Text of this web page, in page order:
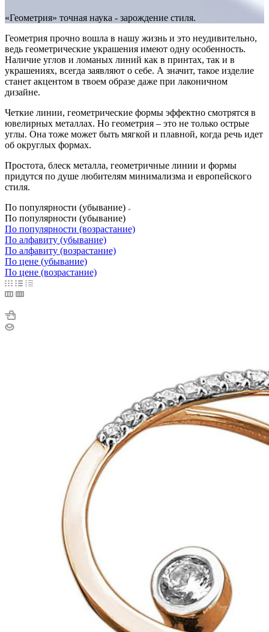
«Геометрия» точная наука - зарождение стиля.
Геометрия прочно вошла в нашу жизнь и это неудивительно,
ведь геометрические украшения имеют одну особенность.
Наличие углов и ломаных линий как в принтах, так и в
украшениях, всегда заявляют о себе. А значит, такое изделие
станет акцентом в твоем образе даже при лаконичном
дизайне.
Четкие линии, геометрические формы эффектно смотрятся в
ювелирных металлах. Но геометрия – это не только острые
углы. Она тоже может быть мягкой и плавной, когда речь идет
об округлых формах.
Простота, блеск металла, геометричные линии и формы
придутся по душе любителям минимализма и европейского
стиля.
По популярности (убывание)
По популярности (убывание)
По популярности (возрастание)
По алфавиту (убывание)
По алфавиту (возрастание)
По цене (убывание)
По цене (возрастание)